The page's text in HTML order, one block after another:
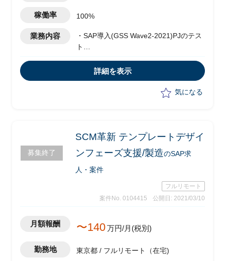
稼働率 100%
業務内容
・SAP導入(GSS Wave2-2021)PJのテス
ト
・UAT/テスト/移行実務
・ERP/BW共通作業
詳細を表示
気になる
募集終了
SCM革新 テンプレートデザイ
ンフェーズ支援/製造のSAP求
人・案件
フルリモート
案件No. 0104415
公開日: 2021/03/10
月額報酬 〜140万円/月(税別)
勤務地 東京都 / フルリモート（在宅)